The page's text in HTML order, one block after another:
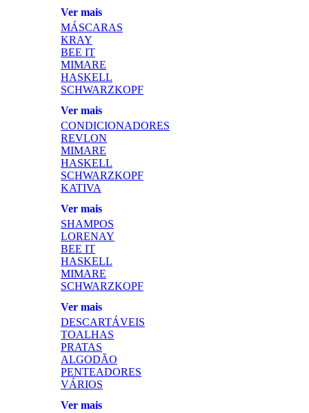
Ver mais
MÁSCARAS
KRAY
BEE IT
MIMARE
HASKELL
SCHWARZKOPF
Ver mais
CONDICIONADORES
REVLON
MIMARE
HASKELL
SCHWARZKOPF
KATIVA
Ver mais
SHAMPOS
LORENAY
BEE IT
HASKELL
MIMARE
SCHWARZKOPF
Ver mais
DESCARTÁVEIS
TOALHAS
PRATAS
ALGODÃO
PENTEADORES
VÁRIOS
Ver mais